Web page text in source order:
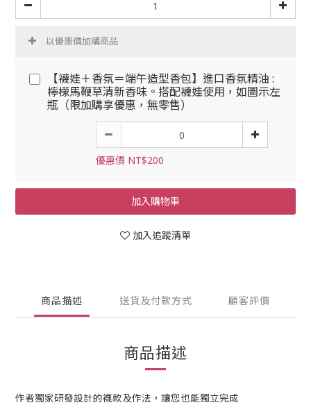
以優惠價加購商品
【襪娃＋香氛＝端午造型香包】進口香氛精油 :
檸檬馬鞭草清新香味。搭配襪娃使用，如圖示左
瓶（限加購享優惠，無零售）
優惠價 NT$200
加入購物車
加入追蹤清單
商品描述 送貨及付款方式 顧客評價
商品描述
作者獨家研發設計的襪款及作法，讓您也能獨立完成